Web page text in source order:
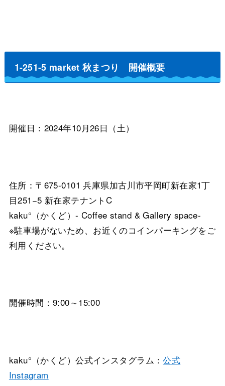
1-251-5 market 秋まつり 開催概要
開催日：2024年10月26日（土）
住所：〒675-0101 兵庫県加古川市平岡町新在家1丁
目251−5 新在家テナントC
kaku°（かくど）- Coffee stand & Gallery space-
※駐車場がないため、お近くのコインパーキングをご
利用ください。
開催時間：9:00～15:00
kaku°（かくど）公式インスタグラム：公式
Instagram